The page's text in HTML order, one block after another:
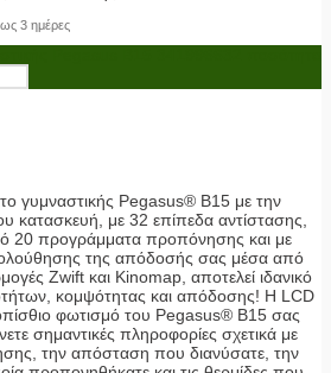
3 ημέρες
γυμναστικής Pegasus® B15 με την
κατασκευή, με 32 επίπεδα αντίστασης,
20 προγράμματα προπόνησης και με
της απόδοσής σας μέσα από
Zwift και Kinomap, αποτελεί ιδανικό
κομψότητας και απόδοσης! Η LCD
φωτισμό του Pegasus® B15 σας
σημαντικές πληροφορίες σχετικά με
την απόσταση που διανύσατε, την